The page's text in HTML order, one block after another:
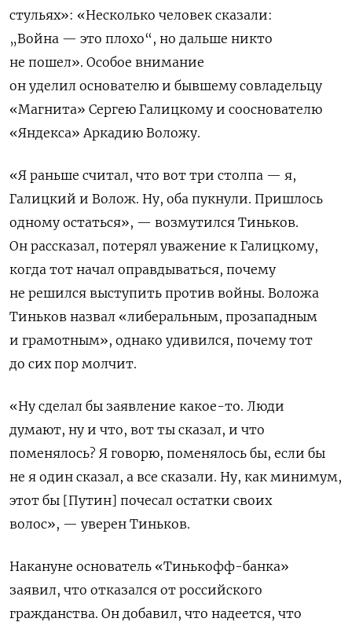
стульях»: «Несколько человек сказали:
„Война — это плохо“, но дальше никто
не пошел». Особое внимание
он уделил основателю и бывшему совладельцу
«Магнита» Сергею Галицкому и сооснователю
«Яндекса» Аркадию Воложу.
«Я раньше считал, что вот три столпа — я,
Галицкий и Волож. Ну, оба пукнули. Пришлось
одному остаться», — возмутился Тиньков.
Он рассказал, потерял уважение к Галицкому,
когда тот начал оправдываться, почему
не решился выступить против войны. Воложа
Тиньков назвал «либеральным, прозападным
и грамотным», однако удивился, почему тот
до сих пор молчит.
«Ну сделал бы заявление какое-то. Люди
думают, ну и что, вот ты сказал, и что
поменялось? Я говорю, поменялось бы, если бы
не я один сказал, а все сказали. Ну, как минимум,
этот бы [Путин] почесал остатки своих
волос», — уверен Тиньков.
Накануне основатель «Тинькофф-банка»
заявил, что отказался от российского
гражданства. Он добавил, что надеется, что